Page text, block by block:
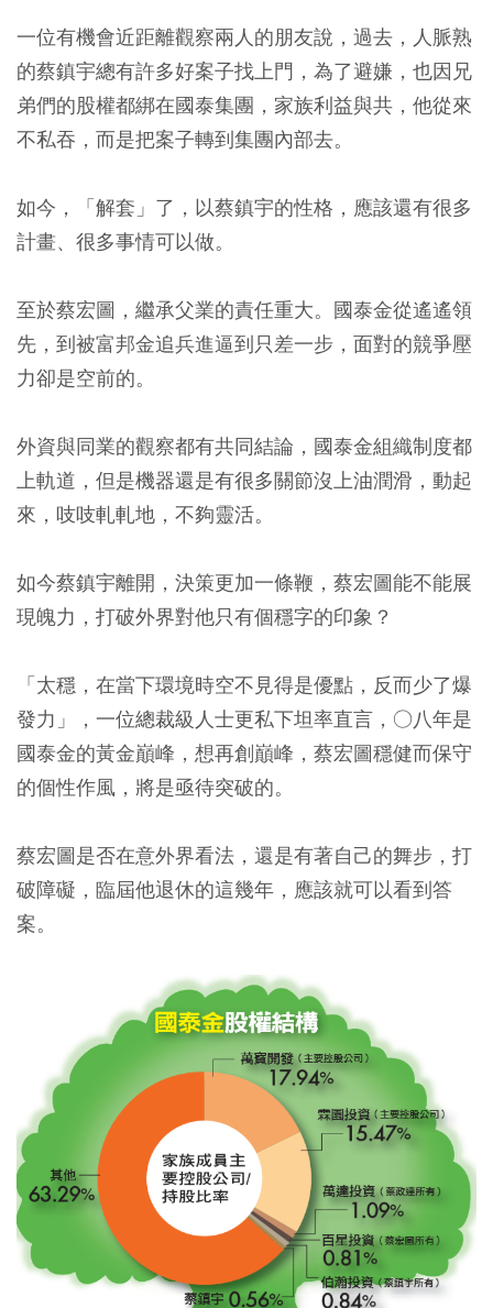
一位有機會近距離觀察兩人的朋友說，過去，人脈熟
的蔡鎮宇總有許多好案子找上門，為了避嫌，也因兄
弟們的股權都綁在國泰集團，家族利益與共，他從來
不私吞，而是把案子轉到集團內部去。
如今，「解套」了，以蔡鎮宇的性格，應該還有很多
計畫、很多事情可以做。
至於蔡宏圖，繼承父業的責任重大。國泰金從遙遙領
先，到被富邦金追兵進逼到只差一步，面對的競爭壓
力卻是空前的。
外資與同業的觀察都有共同結論，國泰金組織制度都
上軌道，但是機器還是有很多關節沒上油潤滑，動起
來，吱吱軋軋地，不夠靈活。
如今蔡鎮宇離開，決策更加一條鞭，蔡宏圖能不能展
現魄力，打破外界對他只有個穩字的印象？
「太穩，在當下環境時空不見得是優點，反而少了爆
發力」，一位總裁級人士更私下坦率直言，○八年是
國泰金的黃金巔峰，想再創巔峰，蔡宏圖穩健而保守
的個性作風，將是亟待突破的。
蔡宏圖是否在意外界看法，還是有著自己的舞步，打
破障礙，臨屆他退休的這幾年，應該就可以看到答
案。